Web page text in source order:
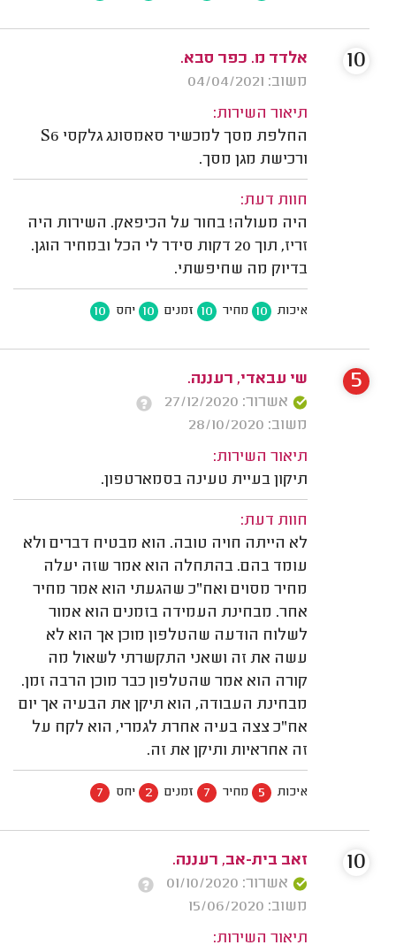
אלדד מ. כפר סבא.
משוב: 04/04/2021
תיאור השירות:
החלפת מסך למכשיר סאמסונג גלקסי S6
ורכישת מגן מסך.
חוות דעת:
היה מעולה! בחור על הכיפאק. השירות היה
זריז, תוך 20 דקות סידר לי הכל ובמחיר הוגן.
בדיוק מה שחיפשתי.
איכות 10 מחיר 10 זמנים 10 יחס 10
10
שי עבאדי, רעננה.
אשרור: 27/12/2020
משוב: 28/10/2020
תיאור השירות:
תיקון בעיית טעינה בסמארטפון.
חוות דעת:
לא הייתה חויה טובה. הוא מבטיח דברים ולא
עומד בהם. בהתחלה הוא אמר שזה יעלה
מחיר מסוים ואח"כ שהגעתי הוא אמר מחיר
אחר. מבחינת העמידה בזמנים הוא אמור
לשלוח הודעה שהטלפון מוכן אך הוא לא
עשה את זה ושאני התקשרתי לשאול מה
קורה הוא אמר שהטלפון כבר מוכן הרבה זמן.
מבחינת העבודה, הוא תיקן את הבעיה אך יום
אח"כ צצה בעיה אחרת לגמרי, הוא לקח על
זה אחראיות ותיקן את זה.
איכות 5 מחיר 7 זמנים 2 יחס 7
5
זאב בית-אב, רעננה.
אשרור: 01/10/2020
משוב: 15/06/2020
תיאור השירות:
10